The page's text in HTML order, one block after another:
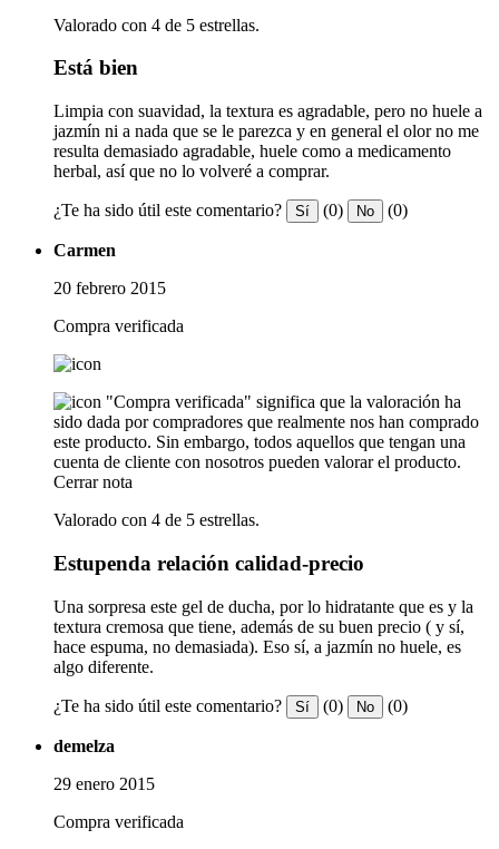
Valorado con 4 de 5 estrellas.
Está bien
Limpia con suavidad, la textura es agradable, pero no huele a
jazmín ni a nada que se le parezca y en general el olor no me
resulta demasiado agradable, huele como a medicamento
herbal, así que no lo volveré a comprar.
¿Te ha sido útil este comentario? Sí (0) No (0)
Carmen
20 febrero 2015
Compra verificada
"Compra verificada" significa que la valoración ha
sido dada por compradores que realmente nos han comprado
este producto. Sin embargo, todos aquellos que tengan una
cuenta de cliente con nosotros pueden valorar el producto.
Cerrar nota
Valorado con 4 de 5 estrellas.
Estupenda relación calidad-precio
Una sorpresa este gel de ducha, por lo hidratante que es y la
textura cremosa que tiene, además de su buen precio ( y sí,
hace espuma, no demasiada). Eso sí, a jazmín no huele, es
algo diferente.
¿Te ha sido útil este comentario? Sí (0) No (0)
demelza
29 enero 2015
Compra verificada